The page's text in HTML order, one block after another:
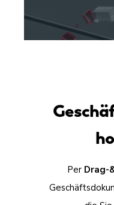
Per Drag-